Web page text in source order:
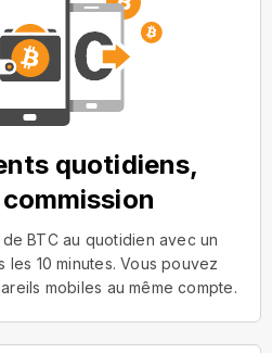
quotidiens,
BTC au quotidien avec un
les 10 minutes. Vous pouvez
mobiles au même compte.